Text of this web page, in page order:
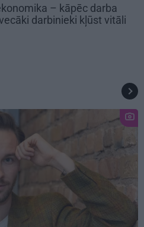
– kāpēc darba
darbinieki kļūst vitāli